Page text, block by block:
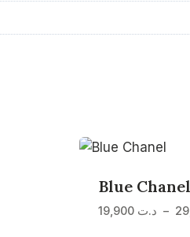
Blue Chanel
د.ت –